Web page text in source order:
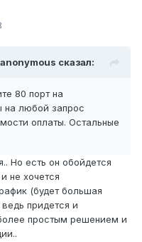
сказал:
80 порт на
на любой запрос
оплаты. Остальные
Но есть он обойдется
не хочется
(будет большая
придется и
простым решением и